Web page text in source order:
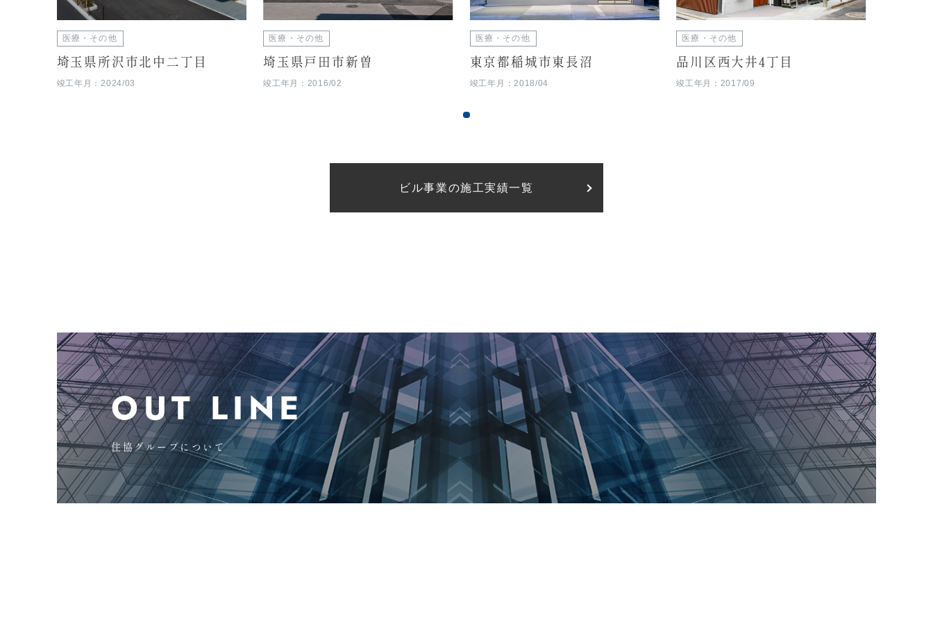
医療・その他
埼玉県所沢市北中二丁目
竣工年月：2024/03
医療・その他
埼玉県戸田市新曽
竣工年月：2016/02
医療・その他
東京都稲城市東長沼
竣工年月：2018/04
医療・その他
品川区西大井4丁目
竣工年月：2017/09
ビル事業の施工実績一覧
OUT LINE
住協グループについて